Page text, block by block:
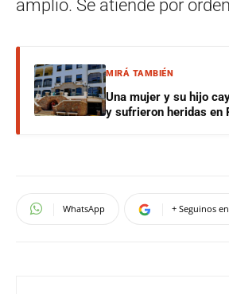
amplio. Se atiende por
MIRÁ TAMBIÉN
Una mujer y su hijo
y sufrieron heridas en
WhatsApp + Seguinos